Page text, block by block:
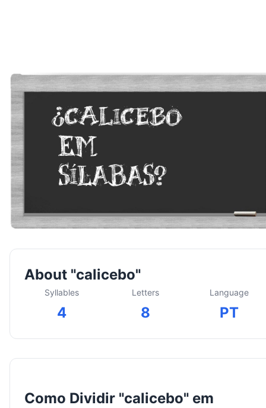
About "calicebo"
Syllables
4
Letters
8
Language
PT
Como Dividir "calicebo" em